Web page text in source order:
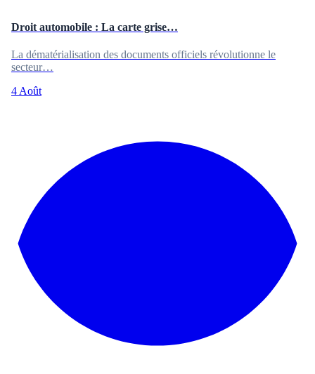
Droit automobile : La carte grise…
La dématérialisation des documents officiels révolutionne le
secteur…
4 Août